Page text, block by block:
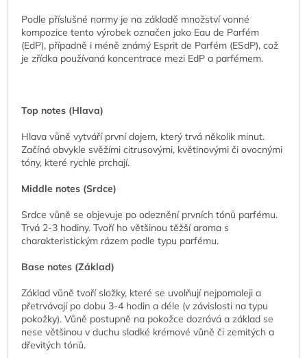
Podle příslušné normy je na základě množství vonné
kompozice tento výrobek označen jako Eau de Parfém
(EdP), případně i méně známý Esprit de Parfém (ESdP), což
je zřídka používaná koncentrace mezi EdP a parfémem.
Top notes (Hlava)
Hlava vůně vytváří první dojem, který trvá několik minut.
Začíná obvykle svěžími citrusovými, květinovými či ovocnými
tóny, které rychle prchají.
Middle notes (Srdce)
Srdce vůně se objevuje po odeznění prvních tónů parfému.
Trvá 2-3 hodiny. Tvoří ho většinou těžší aroma s
charakteristickým rázem podle typu parfému.
Base notes (Základ)
Základ vůně tvoří složky, které se uvolňují nejpomaleji a
přetrvávají po dobu 3-4 hodin a déle (v závislosti na typu
pokožky). Vůně postupně na pokožce dozrává a základ se
nese většinou v duchu sladké krémové vůně či zemitých a
dřevitých tónů.